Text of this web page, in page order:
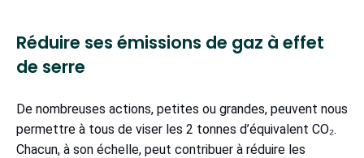
Réduire ses émissions de gaz à effet
de serre
De nombreuses actions, petites ou grandes, peuvent nous
permettre à tous de viser les 2 tonnes d’équivalent CO₂.
Chacun, à son échelle, peut contribuer à réduire les